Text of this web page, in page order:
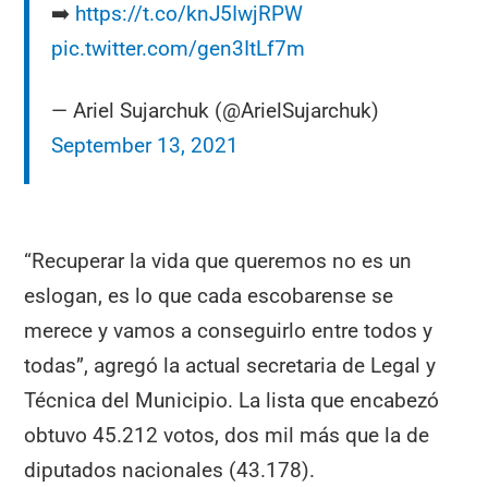
➡️ https://t.co/knJ5IwjRPW
pic.twitter.com/gen3ItLf7m
— Ariel Sujarchuk (@ArielSujarchuk)
September 13, 2021
“Recuperar la vida que queremos no es un
eslogan, es lo que cada escobarense se
merece y vamos a conseguirlo entre todos y
todas”, agregó la actual secretaria de Legal y
Técnica del Municipio. La lista que encabezó
obtuvo 45.212 votos, dos mil más que la de
diputados nacionales (43.178).